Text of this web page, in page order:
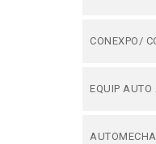
CONEXPO/
EQUIP AUTO